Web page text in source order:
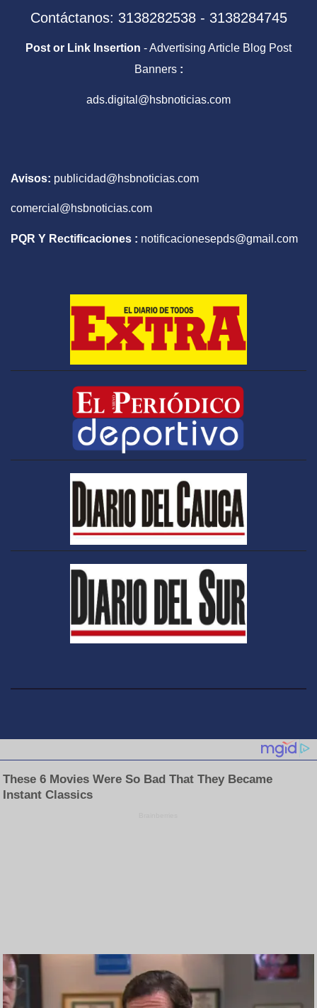
Contáctanos: 3138282538 - 3138284745
Post or Link Insertion - Advertising Article Blog Post
Banners :
ads.digital@hsbnoticias.com
Avisos: publicidad@hsbnoticias.com
comercial@hsbnoticias.com
PQR Y Rectificaciones : notificacionesepds@gmail.com